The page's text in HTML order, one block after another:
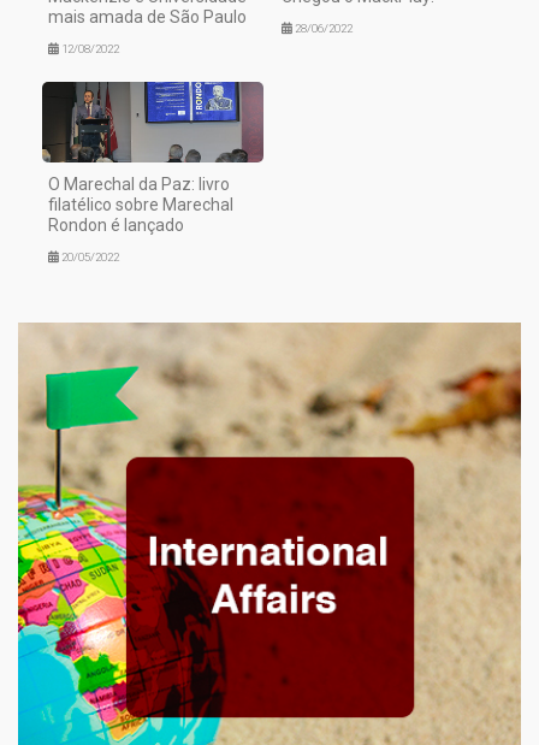
mais amada de São Paulo
12/08/2022
28/06/2022
O Marechal da Paz: livro
filatélico sobre Marechal
Rondon é lançado
20/05/2022